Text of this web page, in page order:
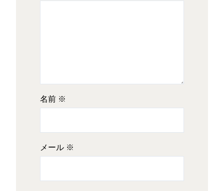
名前 ※
メール ※